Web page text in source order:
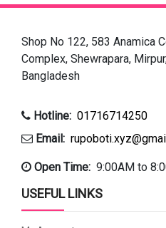
Shop No 122, 583 Anamica
Complex, Shewrapara,
Bangladesh
Hotline: 01716714250
Email:
Open Time: 9:00AM to
USEFUL LINKS